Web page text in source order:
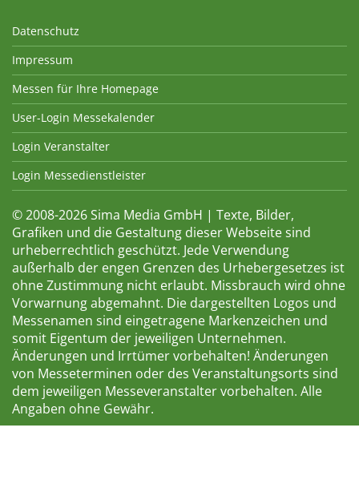
Datenschutz
Impressum
Messen für Ihre Homepage
User-Login Messekalender
Login Veranstalter
Login Messedienstleister
© 2008-2026 Sima Media GmbH | Texte, Bilder,
Grafiken und die Gestaltung dieser Webseite sind
urheberrechtlich geschützt. Jede Verwendung
außerhalb der engen Grenzen des Urhebergesetzes ist
ohne Zustimmung nicht erlaubt. Missbrauch wird ohne
Vorwarnung abgemahnt. Die dargestellten Logos und
Messenamen sind eingetragene Markenzeichen und
somit Eigentum der jeweiligen Unternehmen.
Änderungen und Irrtümer vorbehalten! Änderungen
von Messeterminen oder des Veranstaltungsorts sind
dem jeweiligen Messeveranstalter vorbehalten. Alle
Angaben ohne Gewähr.